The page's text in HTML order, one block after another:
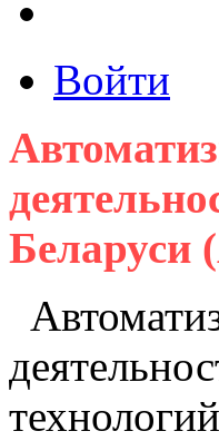
Войти